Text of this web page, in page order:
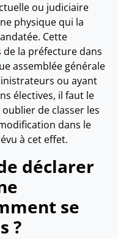
ou judiciaire
physique qui la
Cette
la préfecture dans
assemblée générale
ou ayant
électives, il faut le
de classer les
dans le
à cet effet.
déclarer
se
?